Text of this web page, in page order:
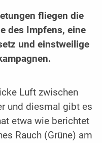
fliegen die
des Impfens, eine
und einstweilige
Luft zwischen
und diesmal gibt es
etwa wie berichtet
Rauch (Grüne) am